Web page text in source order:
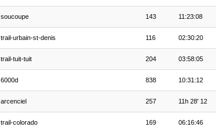
soucoupe 143 11:23:08
trail-urbain-st-denis 116 02:30:20
trail-tuit-tuit 204 03:58:05
6000d 838 10:31:12
arcenciel 257 11h 28' 12
trail-colorado 169 06:16:46